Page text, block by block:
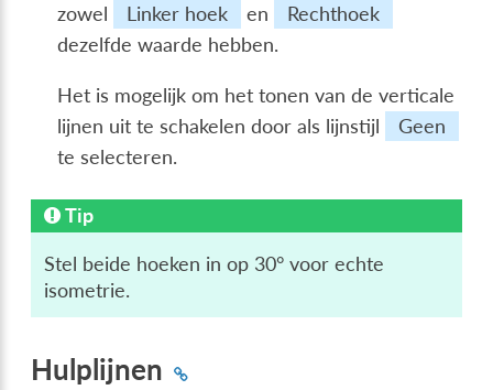
zowel
Linker hoek en
Rechthoek
dezelfde waarde hebben.
Het is mogelijk om het tonen van de verticale
lijnen uit te schakelen door als lijnstijl
Geen
te selecteren.
Tip
Stel beide hoeken in op 30° voor echte
isometrie.
Hulplijnen